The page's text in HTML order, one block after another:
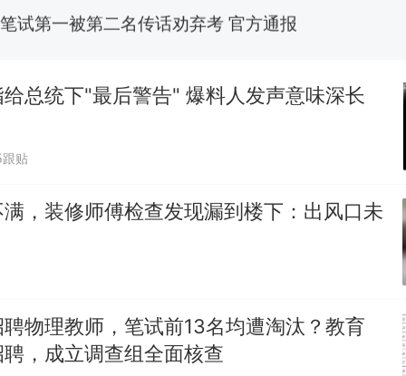
笔试第一被第二名传话劝弃考 官方通报
招聘，成立调查组全面核查
热 那个在床头放菜刀的女孩，因老师一句“跟我回家”
总统下"最后警告" 爆料人发声意味深长
贴
，装修师傅检查发现漏到楼下：出风口未
物理教师，笔试前13名均遭淘汰？教育
，成立调查组全面核查